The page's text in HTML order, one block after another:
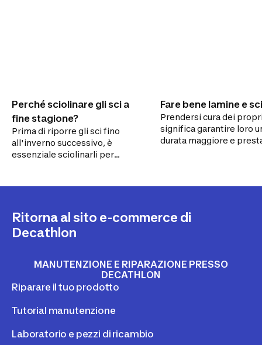
Perché sciolinare gli sci a
fine stagione?
Prima di riporre gli sci fino
all'inverno successivo, è
essenziale sciolinarli per
stoccaggio.Ti guidiamo noi.
Fare bene lamine e
Prendersi cura dei
significa garantire loro
durata maggiore e
Ritorna al sito e-commerce di
Decathlon
MANUTENZIONE E RIPARAZIONE PRESSO
DECATHLON
Riparare il tuo prodotto
Tutorial manutenzione
Laboratorio e pezzi di ricambio